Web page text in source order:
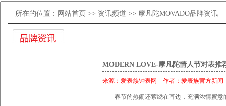
所在的位置： 网站首页 >> 资讯频道 >> 摩凡陀MOVADO品牌资讯
MODERN LOVE-摩凡陀情人节对表推
来源： 爱表族钟表网 作者： 爱表族官方新闻
春节的热闹还萦绕在耳边，充满浓情蜜